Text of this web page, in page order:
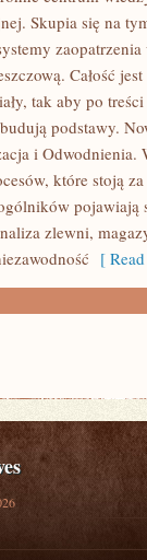
Skupia się na
Całość
tak aby po
podstawy.
i Odwodnienia.
które stoją
zlewni,
[